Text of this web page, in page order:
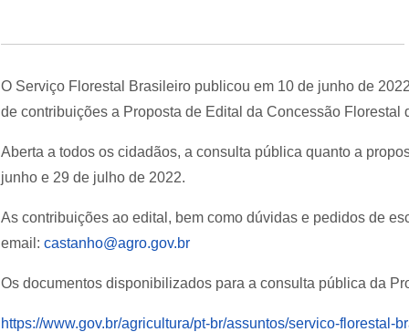
O Serviço Florestal Brasileiro publicou em 10 de junho de
de contribuições a Proposta de Edital da Concessão Florestal
Aberta a todos os cidadãos, a consulta pública quanto a
junho e 29 de julho de 2022.
As contribuições ao edital, bem como dúvidas e pedidos de
email: castanho@agro.gov.br
Os documentos disponibilizados para a consulta pública da
https://www.gov.br/agricultura/pt-br/assuntos/servico-